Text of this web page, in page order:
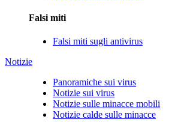
Falsi miti
Falsi miti sugli antivirus
Notizie
Panoramiche sui virus
Notizie sui virus
Notizie sulle minacce mobili
Notizie calde sulle minacce